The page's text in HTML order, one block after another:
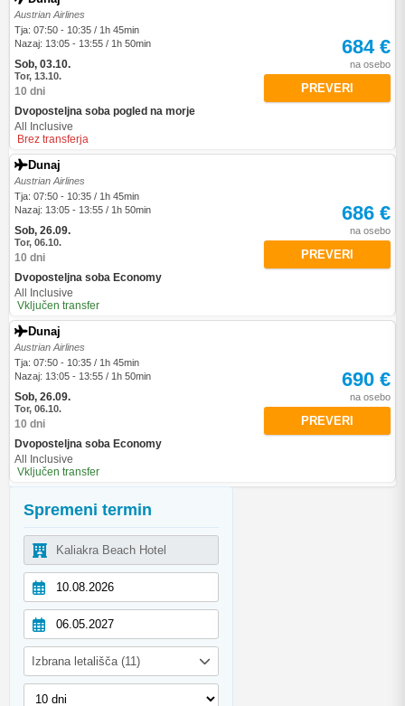
Spremeni termin
Izbrana letališča (11)
Austrian Airlines
Tja: 07:50 - 10:35 / 1h 45min
Nazaj: 13:05 - 13:55 / 1h 50min
Sob, 03.10.
Tor, 13.10.
10 dni
Dvoposteljna soba pogled na morje
All Inclusive
Brez transferja
684 €
na osebo
PREVERI
Dunaj
Austrian Airlines
Tja: 07:50 - 10:35 / 1h 45min
Nazaj: 13:05 - 13:55 / 1h 50min
Sob, 26.09.
Tor, 06.10.
10 dni
Dvoposteljna soba Economy
All Inclusive
Vključen transfer
686 €
na osebo
PREVERI
Dunaj
Austrian Airlines
Tja: 07:50 - 10:35 / 1h 45min
Nazaj: 13:05 - 13:55 / 1h 50min
Sob, 26.09.
Tor, 06.10.
10 dni
Dvoposteljna soba Economy
All Inclusive
Vključen transfer
690 €
na osebo
PREVERI